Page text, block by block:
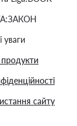
уваги
продукти
сайту